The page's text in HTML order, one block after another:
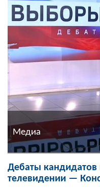
Медиа
Дебаты кандидатов
телевидении —